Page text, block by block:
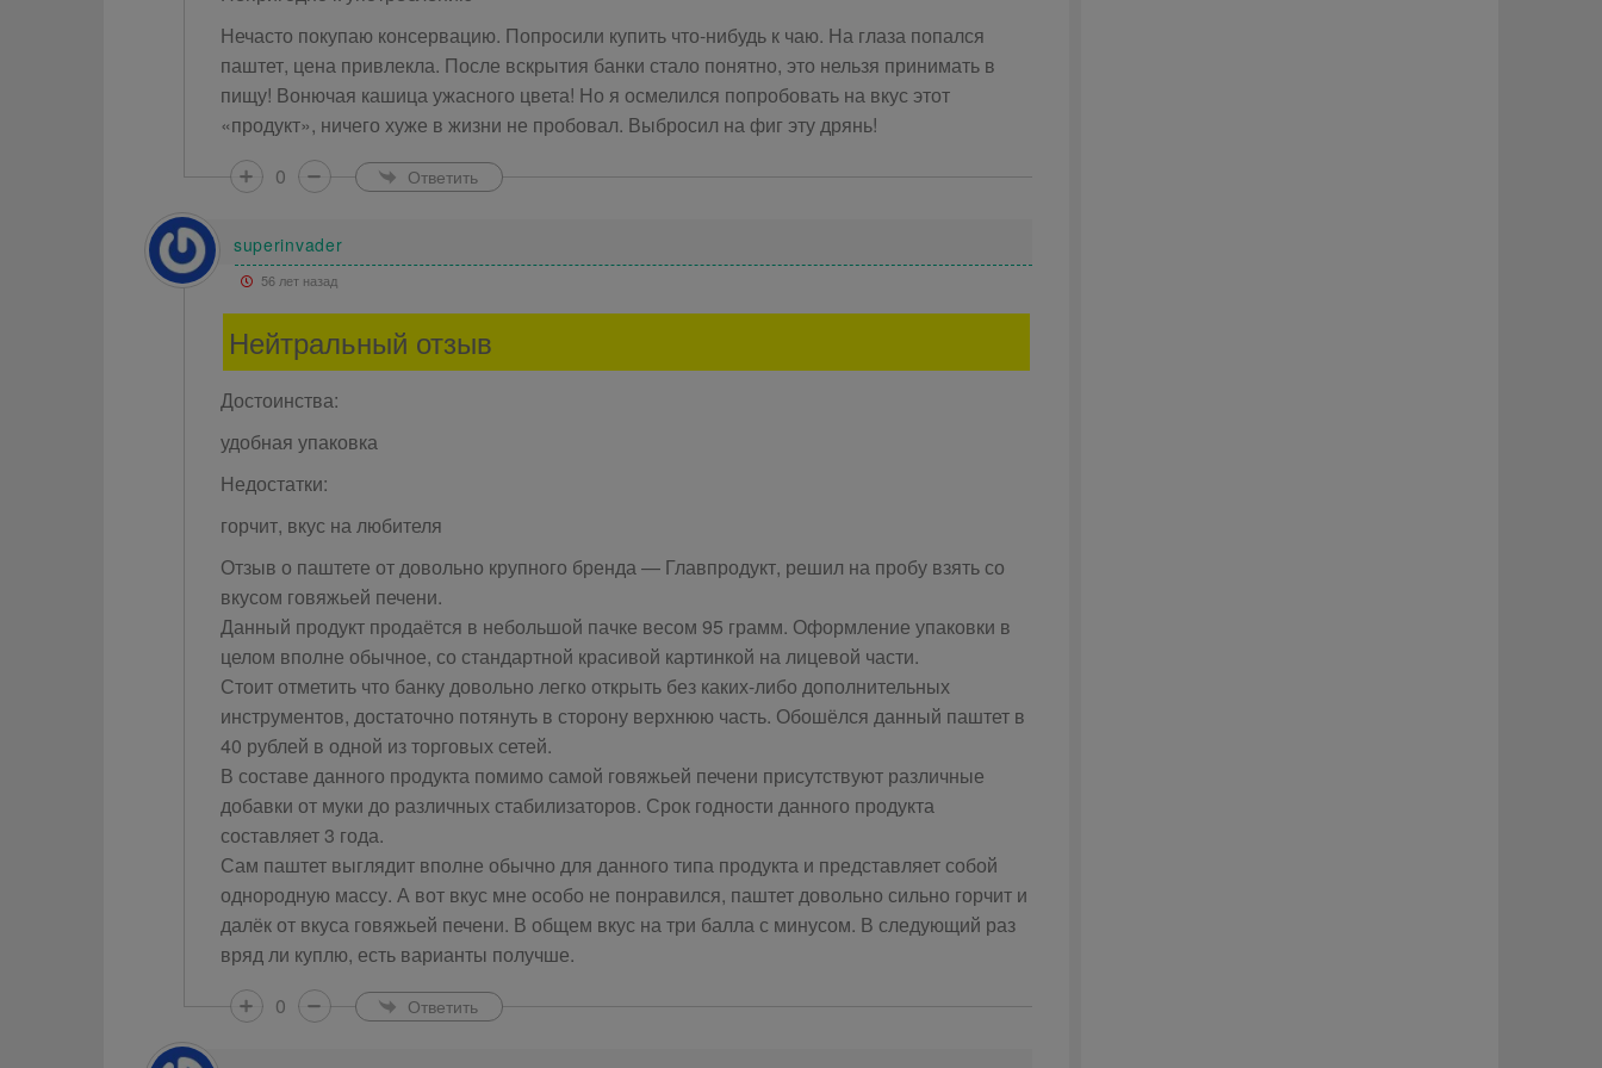
Нечасто покупаю консервацию. Попросили купить что-нибудь к чаю. На глаза попался
паштет, цена привлекла. После вскрытия банки стало понятно, это нельзя принимать в
пищу! Вонючая кашица ужасного цвета! Но я осмелился попробовать на вкус этот
«продукт», ничего хуже в жизни не пробовал. Выбросил на фиг эту дрянь!
0
Ответить
superinvader
56 лет назад
Нейтральный отзыв
Достоинства:
удобная упаковка
Недостатки:
горчит, вкус на любителя
Отзыв о паштете от довольно крупного бренда — Главпродукт, решил на пробу взять со
вкусом говяжьей печени.
Данный продукт продаётся в небольшой пачке весом 95 грамм. Оформление упаковки в
целом вполне обычное, со стандартной красивой картинкой на лицевой части.
Стоит отметить что банку довольно легко открыть без каких-либо дополнительных
инструментов, достаточно потянуть в сторону верхнюю часть. Обошёлся данный паштет в
40 рублей в одной из торговых сетей.
В составе данного продукта помимо самой говяжьей печени присутствуют различные
добавки от муки до различных стабилизаторов. Срок годности данного продукта
составляет 3 года.
Сам паштет выглядит вполне обычно для данного типа продукта и представляет собой
однородную массу. А вот вкус мне особо не понравился, паштет довольно сильно горчит и
далёк от вкуса говяжьей печени. В общем вкус на три балла с минусом. В следующий раз
вряд ли куплю, есть варианты получше.
0
Ответить